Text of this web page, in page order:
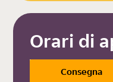
Orari di
Consegna